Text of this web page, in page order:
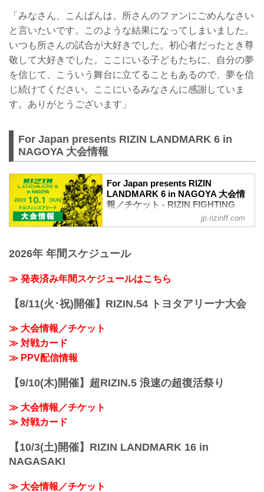
「みなさん、こんばんは。所さんのファンにごめんなさい
と言いたいです。このような結果になってしまいました。
いつも所さんの試合が大好きでした。初心者だったとき尊
敬して大好きでした。ここにいる子どもたちに、自分の夢
を信じて、こういう舞台に立てることもあるので、夢を信
じ続けてください。ここにいるみなさんに感謝していま
す。ありがとうございます」
For Japan presents RIZIN LANDMARK 6 in
NAGOYA 大会情報
For Japan presents RIZIN
LANDMARK 6 in NAGOYA 大会情
報／チケット - RIZIN FIGHTING
FEDERATION オフィシャルサイト
NAGOYA
For Japan presents RIZIN LANDMARK 6
in NAGOYA大会概要
2023年10月1日（日）11:30開場 / 13:00開
予定時間が前後することがありますので
ご了承ください。
jp.rizinff.com
2026年 年間スケジュール
≫ 発表済み年間スケジュールはこちら
【8/11(火･祝)開催】RIZIN.54 トヨタアリーナ大会
≫ 大会情報／チケット
≫ 対戦カード
≫ PPV配信情報
【9/10(木)開催】超RIZIN.5 浪速の超復活祭り
≫ 大会情報／チケット
≫ 対戦カード
【10/3(土)開催】RIZIN LANDMARK 16 in
NAGASAKI
≫ 大会情報／チケット